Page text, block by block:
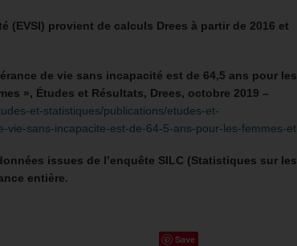
(EVSI) provient de calculs Drees à partir de 2016 et
de vie sans incapacité est de 64,5 ans pour les
», Études et Résultats, Drees, octobre 2019 –
et-statistiques/publications/etudes-et-
vie-sans-incapacite-est-de-64-5-ans-pour-les-femmes-et
issues de l’enquête SILC (Statistiques sur les
entière.
Save